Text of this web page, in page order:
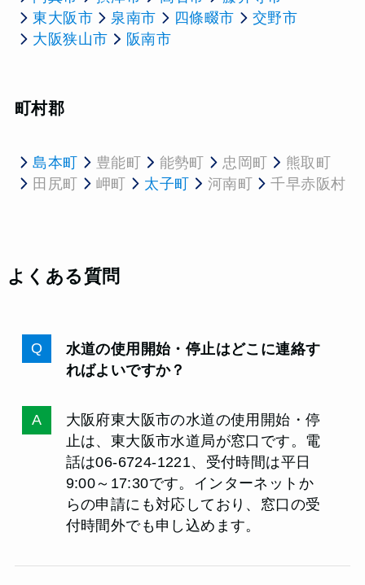
東大阪市
泉南市 四條畷市
交野市
大阪狭山市
阪南市
町村郡
島本町 豊能町 能勢町 忠岡町
熊取町
田尻町
岬町 太子町 河南町 千早赤阪村
よくある質問
水道の使用開始・停止はどこに連絡す
ればよいですか？
大阪府東大阪市の水道の使用開始・停
止は、東大阪市水道局が窓口です。電
話は06-6724-1221、受付時間は平日
9:00～17:30です。インターネットか
らの申請にも対応しており、窓口の受
付時間外でも申し込めます。